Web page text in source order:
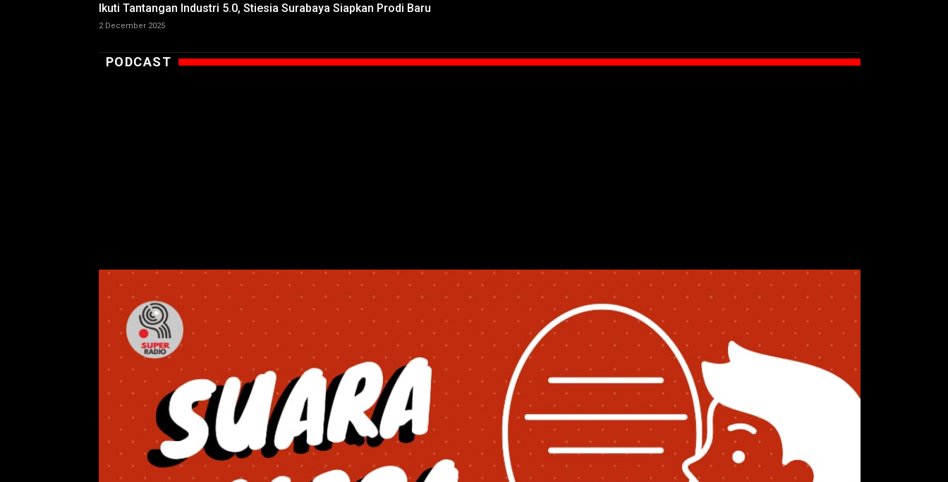
Ikuti Tantangan Industri 5.0, Stiesia Surabaya Siapkan Prodi Baru
2 December 2025
PODCAST